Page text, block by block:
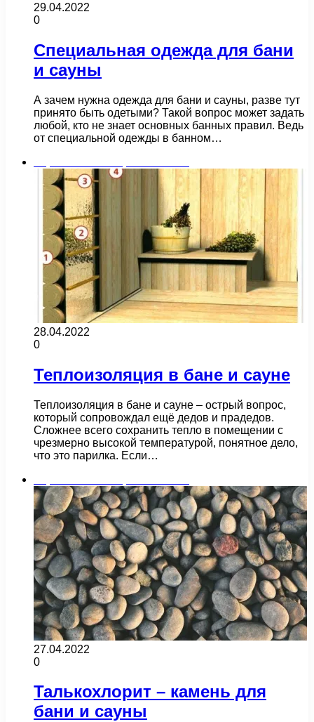
29.04.2022
0
Специальная одежда для бани
и сауны
А зачем нужна одежда для бани и сауны, разве тут
принято быть одетыми? Такой вопрос может задать
любой, кто не знает основных банных правил. Ведь
от специальной одежды в банном…
28.04.2022
0
Теплоизоляция в бане и сауне
Теплоизоляция в бане и сауне – острый вопрос,
который сопровождал ещё дедов и прадедов.
Сложнее всего сохранить тепло в помещении с
чрезмерно высокой температурой, понятное дело,
что это парилка. Если…
27.04.2022
0
Талькохлорит – камень для
бани и сауны